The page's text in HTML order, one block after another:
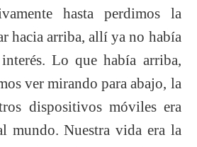
hasta perdimos la
hacia arriba, allí ya no había
Lo que había arriba,
ver mirando para abajo, la
dispositivos móviles era
mundo. Nuestra vida era la